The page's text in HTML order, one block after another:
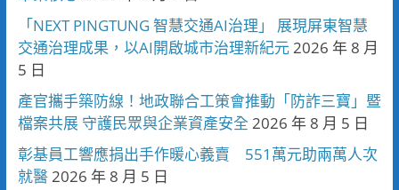
「NEXT PINGTUNG 智慧交通AI治理」 展現屏東智慧
交通治理成果，以AI開啟城市治理新紀元2026 年 8 月
5 日
產官攜手築防線！地政聯合工策會推動「防詐三寶」暨
檔案共展 守護民眾與企業資產安全 2026 年 8 月 5 日
彰基員工響應捐出手作暖心義賣 551萬元助兩萬人次
就醫2026 年 8 月 5 日